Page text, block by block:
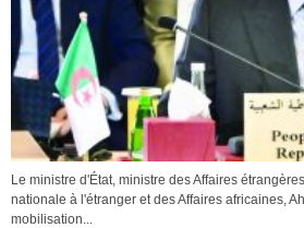
Le ministre d'État, ministre des Affaires
nationale à l'étranger et des Affaires africaines,
mobilisation...